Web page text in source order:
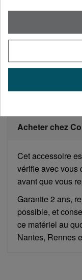
Cet accumulateur
Nikon spécifiques.
Acheter chez
Cet accessoire
vérifie avec vous
avant que vous
Garantie 2 ans,
possible, et
ce matériel au
Nantes, Rennes